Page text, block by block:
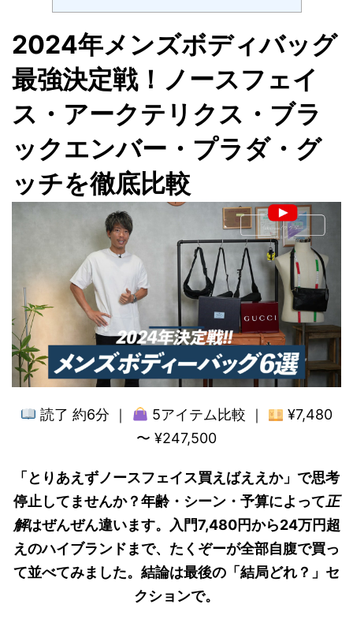
2024年メンズボディバッグ
最強決定戦！ノースフェイ
ス・アークテリクス・ブラ
ックエンバー・プラダ・グ
ッチを徹底比較
読了 約6分 ｜ 5アイテム比較 ｜
¥7,480
〜 ¥247,500
「とりあえずノースフェイス買えばええか」で思考
停止してませんか？年齢・シーン・予算によって正
解はぜんぜん違います。入門7,480円から24万円超
えのハイブランドまで、たくぞーが全部自腹で買っ
て並べてみました。結論は最後の「結局どれ？」セ
クションで。